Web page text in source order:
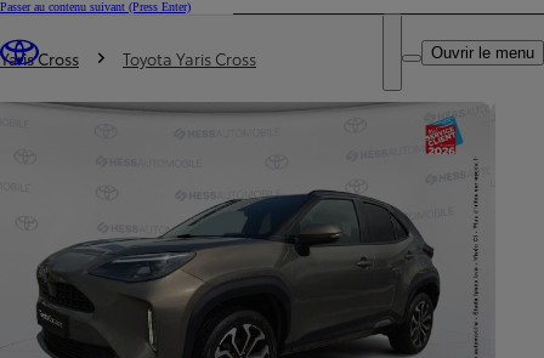
Passer au contenu suivant (Press Enter)
Trouvez un partenaire Toyota
DEALER NAME
Ouvrir le menu
Vous êtes ici
Yaris Cross Toyota Yaris Cross